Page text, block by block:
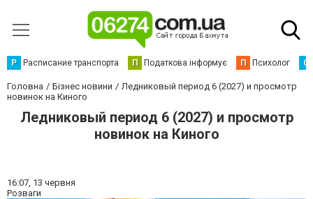
Р Расписание транспорта П Податкова інформує П Психолог С
Головна Бізнес новини
Ледниковый период 6 (2027) и просмотр
новинок на Киного
Ледниковый период 6 (2027) и просмотр
новинок на Киного
16:07, 13 червня
Розваги